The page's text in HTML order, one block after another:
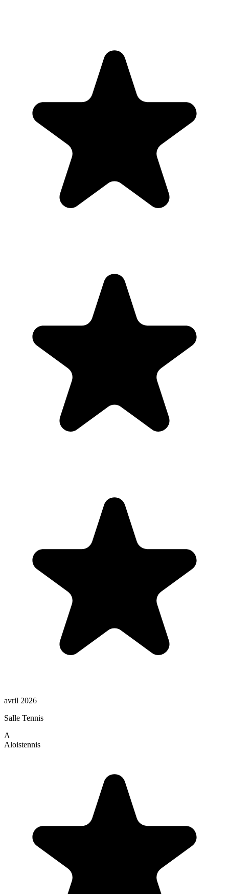
avril 2026
Salle Tennis
A
Aloistennis